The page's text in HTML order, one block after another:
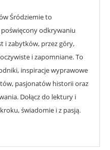
Śródziemie to
odkrywaniu
i zabytków, przez góry,
i zapomniane. To
inspiracje wyprawowe
pasjonatów historii oraz
Dołącz do lektury i
świadomie i z pasją.